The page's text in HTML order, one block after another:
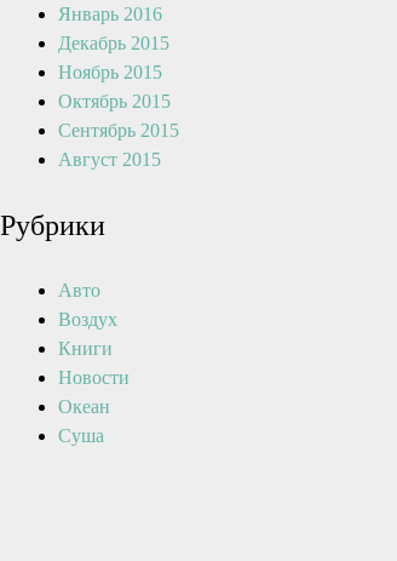
Январь 2016
Декабрь 2015
Ноябрь 2015
Октябрь 2015
Сентябрь 2015
Август 2015
Рубрики
Авто
Воздух
Книги
Новости
Океан
Суша